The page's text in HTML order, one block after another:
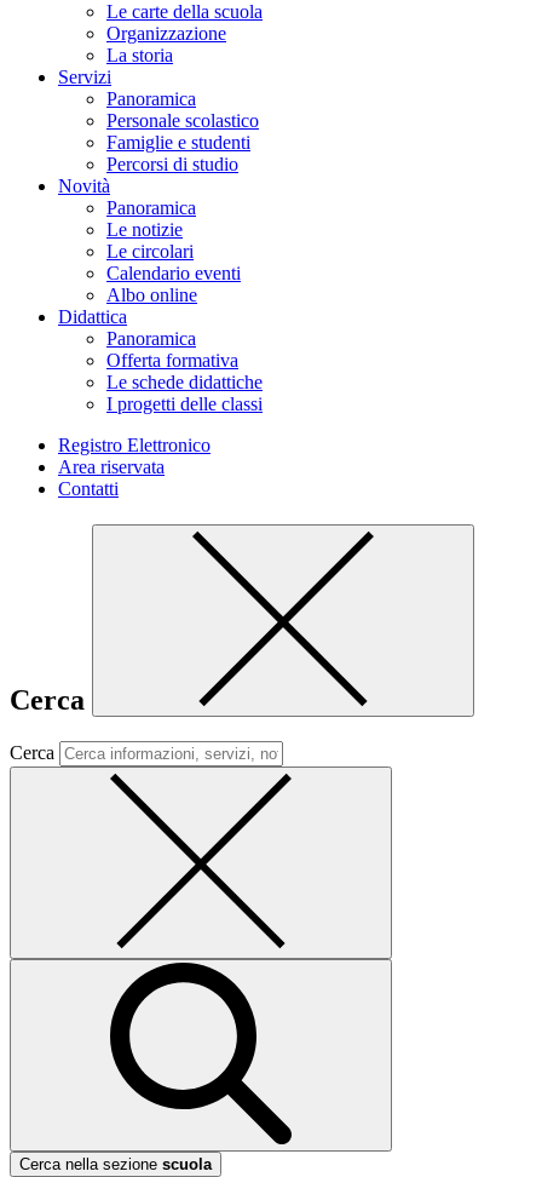
Le carte della scuola
Organizzazione
La storia
Servizi
Panoramica
Personale scolastico
Famiglie e studenti
Percorsi di studio
Novità
Panoramica
Le notizie
Le circolari
Calendario eventi
Albo online
Didattica
Panoramica
Offerta formativa
Le schede didattiche
I progetti delle classi
Registro Elettronico
Area riservata
Contatti
Cerca
Cerca
Cerca nella sezione scuola